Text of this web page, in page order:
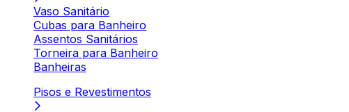
Vaso Sanitário
Cubas para Banheiro
Assentos Sanitários
Torneira para Banheiro
Banheiras
Pisos e Revestimentos